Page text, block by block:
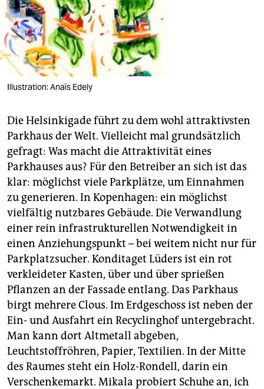
Illustration: Anaïs Edely
Die Helsinkigade führt zu dem wohl attraktivsten
Parkhaus der Welt. Vielleicht mal grundsätzlich
gefragt: Was macht die Attraktivität eines
Parkhauses aus? Für den Betreiber an sich ist das
klar: möglichst viele Parkplätze, um Einnahmen
zu generieren. In Kopenhagen: ein möglichst
vielfältig nutzbares Gebäude. Die Verwandlung
einer rein infrastrukturellen Notwendigkeit in
einen Anziehungspunkt – bei weitem nicht nur für
Parkplatzsucher. Konditaget Lüders ist ein rot
verkleideter Kasten, über und über sprießen
Pflanzen an der Fassade entlang. Das Parkhaus
birgt mehrere Clous. Im Erdgeschoss ist neben der
Ein- und Ausfahrt ein Recyclinghof untergebracht.
Man kann dort Altmetall abgeben,
Leuchtstoffröhren, Papier, Textilien. In der Mitte
des Raumes steht ein Holz-Rondell, darin ein
Verschenkemarkt. Mikala probiert Schuhe an, ich